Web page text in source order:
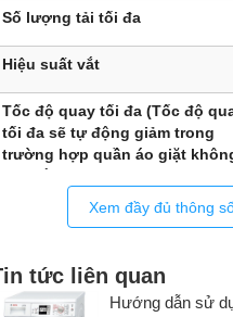
Số lượng tải tối đa
Hiệu suất vắt
Tốc độ quay tối đa (Tốc độ
tối đa sẽ tự động giảm trong
trường hợp quần áo giặt
Kích thước của thiết bị (Cao x
Kích thước của thiết bị được
gói
Xem đầy đủ thông
tức liên quan
Hướng dẫn sử